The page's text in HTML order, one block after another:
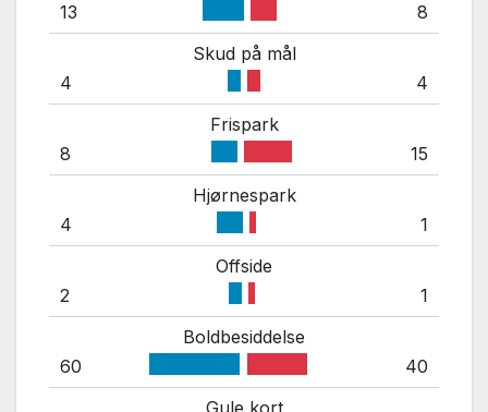
13
8
Skud på mål
4
4
Frispark
8
15
Hjørnespark
4
1
Offside
2
1
Boldbesiddelse
60
40
Gule kort